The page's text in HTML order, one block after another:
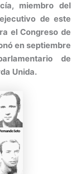
miembro del
de este
el Congreso de
en septiembre
de
Unida.